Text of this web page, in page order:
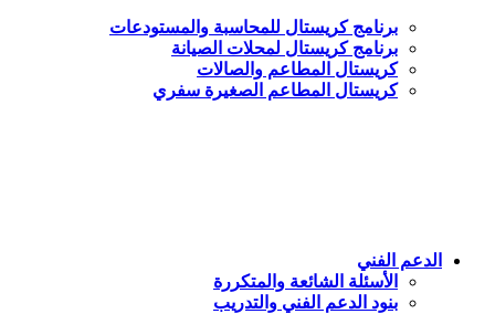
برنامج كريستال للمحاسبة والمستودعات
برنامج كريستال لمحلات الصيانة
كريستال المطاعم والصالات
كريستال المطاعم الصغيرة سفري
الدعم الفني
الأسئلة الشائعة والمتكررة
بنود الدعم الفني والتدريب